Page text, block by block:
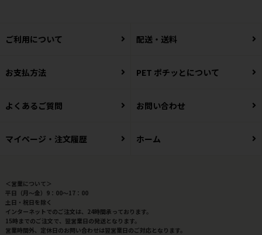
ご利用について 配送・送料
お支払方法 PET ポチッとについて
よくあるご質問 お問い合わせ
マイページ・注文履歴 ホーム
＜営業について＞
平日（月～金）9：00～17：00
土日・祝日を除く
インターネットでのご注文は、24時間承っております。
15時までのご注文で、翌営業日の発送となります。
営業時間外、定休日のお問い合わせは翌営業日のご対応となります。